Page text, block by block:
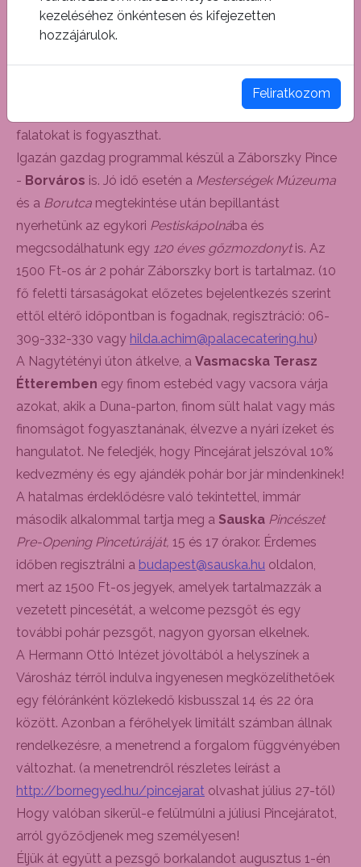
teljesen berendezett igazi “kőházban”.
Pár utcányira a barlanglakástól, a
kertjében, különleges hangulatú borkóstolón
találkozhat a Dél-Balatoni Borvidék ízeivel, valamint a
finom borok mellé látványkonyhában készült ízletes
falatokat is fogyaszthat.
Igazán gazdag programmal készül a Záborszky Pince
- Borváros is. Jó idő esetén a Mesterségek Múzeuma
és a Borutca megtekintése után bepillantást
nyerhetünk az egykori Pestiskápolnába és
megcsodálhatunk egy 120 éves gőzmozdonyt is. Az
1500 Ft-os ár 2 pohár Záborszky bort is tartalmaz. (10
fő feletti társaságokat előzetes bejelentkezés szerint
ettől eltérő időpontban is fogadnak, regisztráció: 06-
309-332-330 vagy hilda.achim@palacecatering.hu)
A Nagytétényi úton átkelve, a Vasmacska Terasz
Étteremben egy finom estebéd vagy vacsora várja
azokat, akik a Duna-parton, finom sült halat vagy más
finomságot fogyasztanának, élvezve a nyári ízeket és
hangulatot. Ne feledjék, hogy Pincejárat jelszóval 10%
kedvezmény és egy ajándék pohár bor jár mindenkinek!
A hatalmas érdeklődésre való tekintettel, immár
második alkalommal tartja meg a Sauska Pincészet
Pre-Opening Pincetúráját, 15 és 17 órakor. Érdemes
időben regisztrálni a budapest@sauska.hu oldalon,
mert az 1500 Ft-os jegyek, amelyek tartalmazzák a
vezetett pincesétát, a welcome pezsgőt és egy
további pohár pezsgőt, nagyon gyorsan elkelnek.
A Hermann Ottó Intézet jóvoltából a helyszínek a
Városház térről indulva ingyenesen megközelíthetőek
egy félóránként közlekedő kisbusszal 14 és 22 óra
között. Azonban a férőhelyek limitált számban állnak
rendelkezésre, a menetrend a forgalom függvényében
változhat. (a menetrendről részletes leírást a
http://bornegyed.hu/pincejarat olvashat július 27-től)
Hogy valóban sikerül-e felülmúlni a júliusi Pincejáratot,
arról győződjenek meg személyesen!
Éljük át együtt a pezsgő borkalandot augusztus 1-én
kezeléséhez önkéntesen és kifejezetten
hozzájárulok.
Feliratkozom